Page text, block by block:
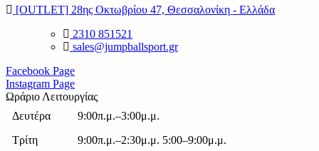
[OUTLET] 28ης Οκτωβρίου 47, Θεσσαλονίκη - Ελλάδα
2310 851521
sales@jumpballsport.gr
Facebook Page
Instagram Page
Ωράριο Λειτουργίας
Δευτέρα
9:00π.μ.–3:00μ.μ.
Τρίτη
9:00π.μ.–2:30μ.μ. 5:00–9:00μ.μ.